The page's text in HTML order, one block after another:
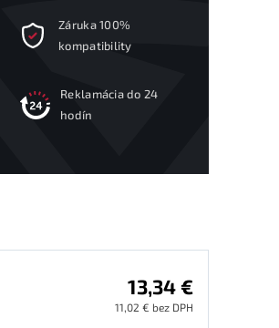
Záruka 100%
kompatibility
Reklamácia do 24
hodín
13,34 €
11,02 € bez DPH